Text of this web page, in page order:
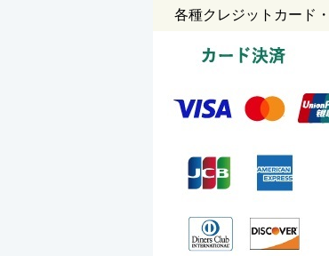
各種クレジットカード